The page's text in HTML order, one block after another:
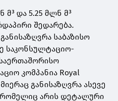
მ³ და 5.25 მლნ მ³
შედარება.
საბაზისო
საკონსულტაციო-
კომპანია Royal
განისაზღვრა ასევე
არის დეტალური